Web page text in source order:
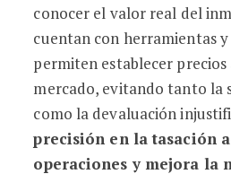
conocer el valor real del
cuentan con herramientas y
permiten establecer precios
mercado, evitando tanto la
como la devaluación
precisión en la tasación
operaciones y mejora la